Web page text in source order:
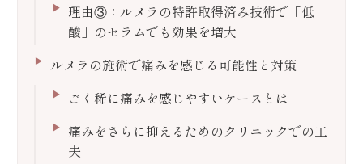
理由③：ルメラの特許取得済み技術で「低
酸」のセラムでも効果を増大
ルメラの施術で痛みを感じる可能性と対策
ごく稀に痛みを感じやすいケースとは
痛みをさらに抑えるためのクリニックでの工
夫